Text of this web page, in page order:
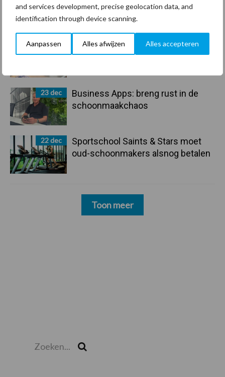
and services development, precise geolocation data, and
identification through device scanning.
Aanpassen Alles afwijzen Alles accepteren
“Glazenwassen zit in m’n bloed,
maar innoveren is mijn toekomst”
24 dec
Friendship Sports Centre maakt
vrienden voor het leven
23 dec
Business Apps: breng rust in de
schoonmaakchaos
22 dec
Sportschool Saints & Stars moet
oud-schoonmakers alsnog betalen
Toon meer